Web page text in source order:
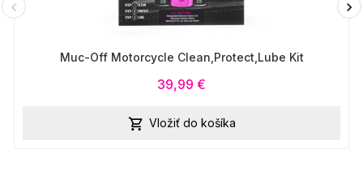
Muc-Off Motorcycle Clean,Protect,Lube Kit
39,99 €
 Vložiť do košíka